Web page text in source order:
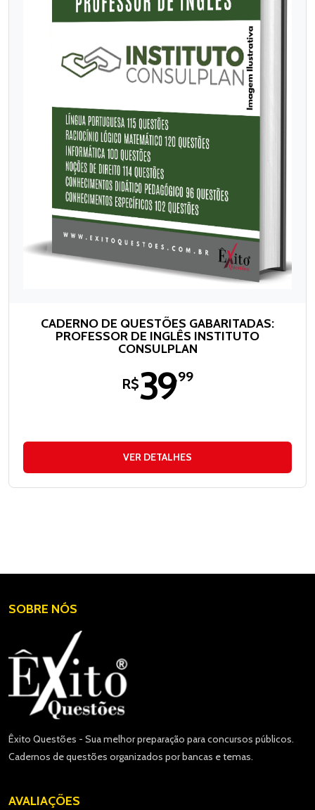
CADERNO DE QUESTÕES GABARITADAS:
PROFESSOR DE INGLÊS INSTITUTO
CONSULPLAN
R$39,99
VER DETALHES
SOBRE NÓS
Êxito Questões - Sua melhor preparação para concursos públicos.
Cadernos de questões organizados por bancas e temas.
AVALIAÇÕES